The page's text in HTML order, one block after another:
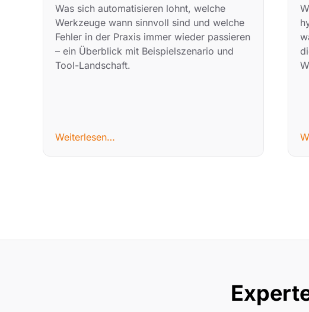
Was sich automatisieren lohnt, welche
Werkzeuge wann sinnvoll sind und welche
Fehler in der Praxis immer wieder passieren
– ein Überblick mit Beispielszenario und
Tool-Landschaft.
Weiterlesen…